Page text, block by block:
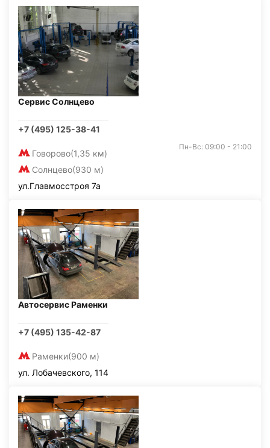
Сервис Солнцево
+7 (495) 125-38-41
Говорово(1,35 км)
Солнцево(930 м)
Пн-Вс: 09:00 - 21:00
ул.Главмосстроя 7а
Автосервис Раменки
+7 (495) 135-42-87
Раменки(900 м)
ул. Лобачевского, 114